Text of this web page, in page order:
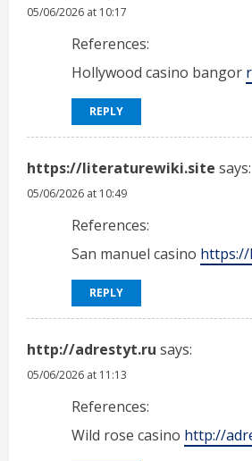
05/06/2026 at 10:17
References:
Hollywood casino bangor
REPLY
https://literaturewiki.site says:
05/06/2026 at 10:49
References:
San manuel casino
REPLY
http://adrestyt.ru says:
05/06/2026 at 11:13
References:
Wild rose casino http://